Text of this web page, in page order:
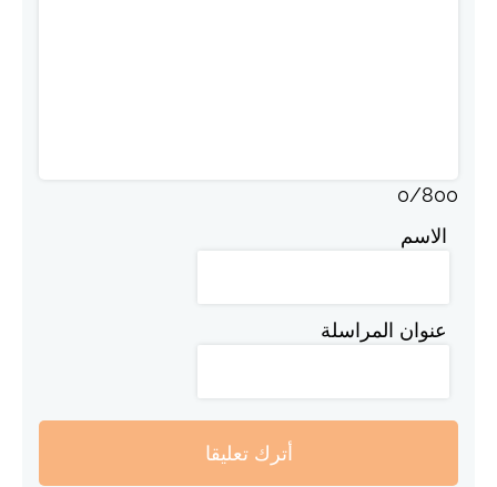
0/800
الاسم
عنوان المراسلة
أترك تعليقا